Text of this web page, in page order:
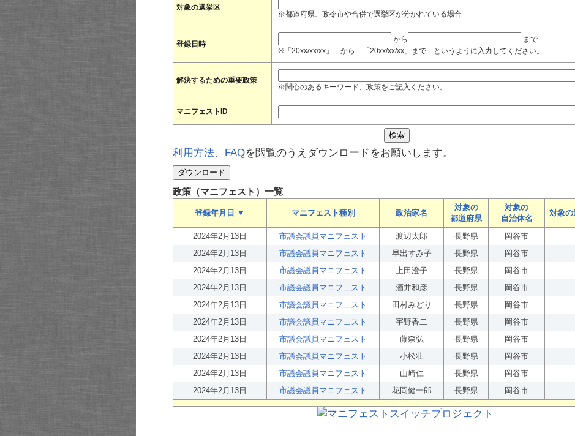
対象の選挙区
※都道府県、政令市や合併で選挙区が分かれている場合
登録日時
から
まで
※「20xx/xx/xx」 から 「20xx/xx/xx」まで というように入力してください。
解決するための重要政策
※関心のあるキーワード、政策をご記入ください。
マニフェストID
利用方法、 FAQを閲覧のうえダウンロードをお願いします。
政策（マニフェスト）一覧
登録年月日 ▼ マニフェスト種別 政治家名
対象の
都道府県
対象の
自治体名
対象の
2024年2月13日
市議会議員マニフェスト 渡辺太郎 長野県 岡谷市
2024年2月13日
市議会議員マニフェスト 早出すみ子 長野県 岡谷市
2024年2月13日
市議会議員マニフェスト 上田澄子 長野県 岡谷市
2024年2月13日
市議会議員マニフェスト 酒井和彦 長野県 岡谷市
2024年2月13日
市議会議員マニフェスト 田村みどり 長野県 岡谷市
2024年2月13日
市議会議員マニフェスト 宇野香二 長野県 岡谷市
2024年2月13日
市議会議員マニフェスト 藤森弘 長野県 岡谷市
2024年2月13日
市議会議員マニフェスト 小松壮 長野県 岡谷市
2024年2月13日
市議会議員マニフェスト 山崎仁 長野県 岡谷市
2024年2月13日
市議会議員マニフェスト 花岡健一郎 長野県 岡谷市